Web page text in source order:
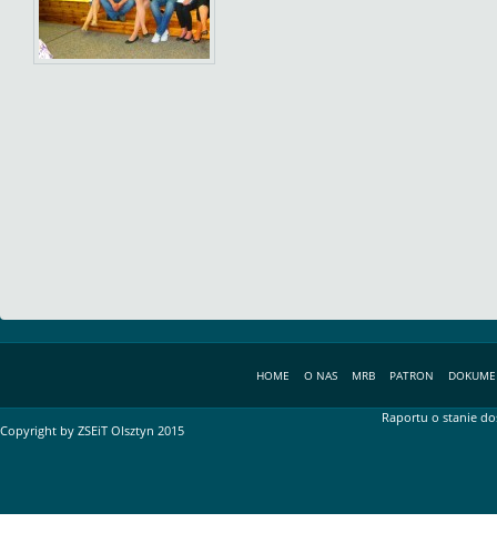
HOME O NAS MRB PATRON
Copyright by ZSEiT Olsztyn 2015
Raportu o stanie